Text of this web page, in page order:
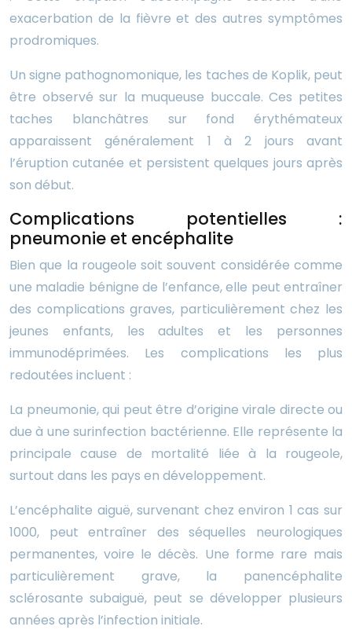
exacerbation de la fièvre et des autres symptômes
prodromiques.
Un signe pathognomonique, les taches de Koplik, peut
être observé sur la muqueuse buccale. Ces petites
taches blanchâtres sur fond érythémateux
apparaissent généralement 1 à 2 jours avant
l’éruption cutanée et persistent quelques jours après
son début.
Complications potentielles :
pneumonie et encéphalite
Bien que la rougeole soit souvent considérée comme
une maladie bénigne de l’enfance, elle peut entraîner
des complications graves, particulièrement chez les
jeunes enfants, les adultes et les personnes
immunodéprimées. Les complications les plus
redoutées incluent :
La pneumonie, qui peut être d’origine virale directe ou
due à une surinfection bactérienne. Elle représente la
principale cause de mortalité liée à la rougeole,
surtout dans les pays en développement.
L’encéphalite aiguë, survenant chez environ 1 cas sur
1000, peut entraîner des séquelles neurologiques
permanentes, voire le décès. Une forme rare mais
particulièrement grave, la panencéphalite
sclérosante subaiguë, peut se développer plusieurs
années après l’infection initiale.